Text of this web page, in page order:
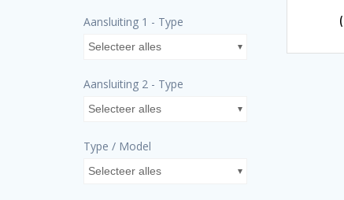
Aansluiting 1 - Type
Selecteer alles
Aansluiting 2 - Type
Selecteer alles
Type / Model
Selecteer alles